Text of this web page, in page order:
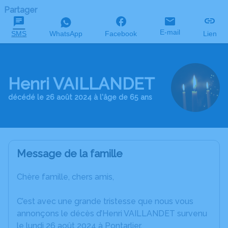
Partager
SMS WhatsApp Facebook E-mail Lien
Henri VAILLANDET
décédé le 26 août 2024 à l'âge de 65 ans
Message de la famille
Chère famille, chers amis,
C’est avec une grande tristesse que nous vous
annonçons le décès d’Henri VAILLANDET survenu
le lundi 26 août 2024 à Pontarlier.